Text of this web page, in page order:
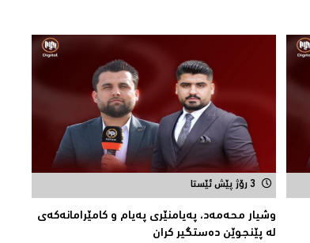
3 رۆژ پێش ئێستا
وشیار محه‌مه‌د، په‌یامنێری په‌یام و كامێرامانه‌كه‌ی
له‌ پێنجوێن ده‌ستگیر كران